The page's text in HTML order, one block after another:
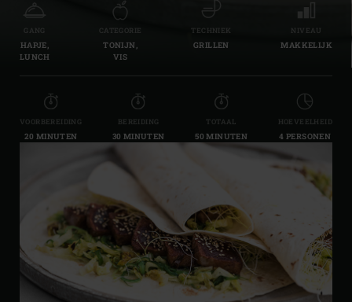
GANG
HAPJE,
LUNCH
CATEGORIE
TONIJN,
VIS
TECHNIEK
GRILLEN
NIVEAU
MAKKELIJK
VOORBEREIDING
20 MINUTEN
BEREIDING
30 MINUTEN
TOTAAL
50 MINUTEN
HOEVEELHEID
4 PERSONEN